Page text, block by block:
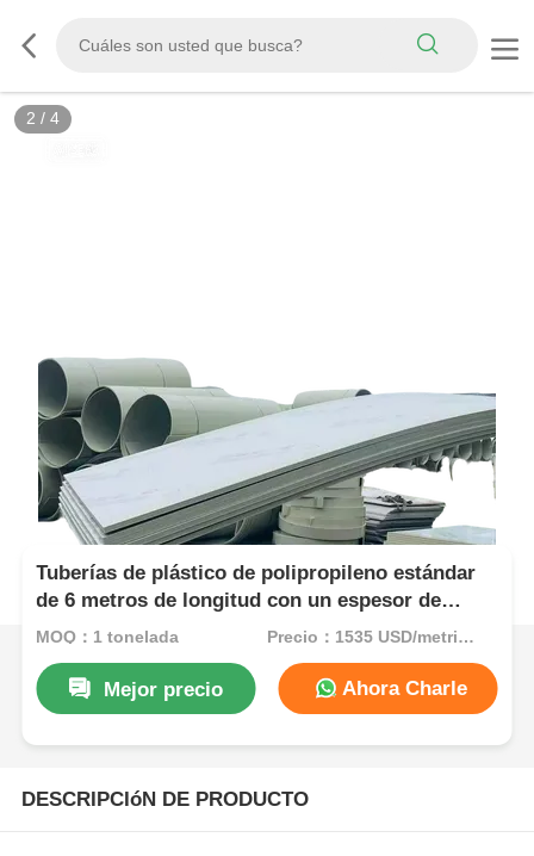
3 / 4
Tuberías de plástico de polipropileno estándar
de 6 metros de longitud con un espesor de
pared de 3 a 5,5 mm, adecuadas para sistemas
MOQ：1 tonelada Precio：1535 USD/metric ton (current price)
Mejor precio Ahora Charle
DESCRIPCIóN DE PRODUCTO